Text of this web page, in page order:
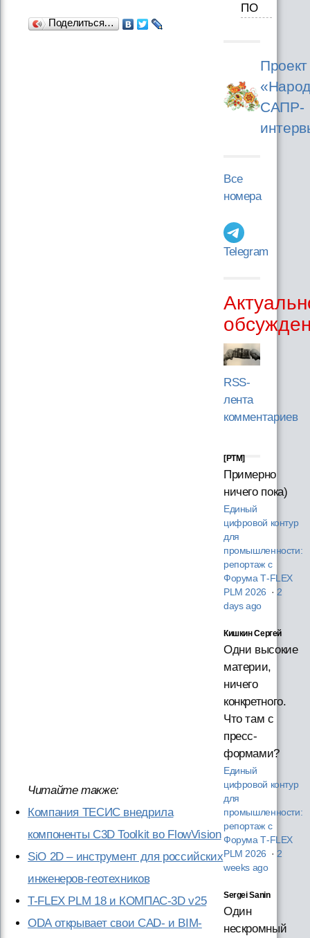
Поделиться…
Читайте также:
Компания ТЕСИС внедрила
компоненты C3D Toolkit во FlowVision
SiO 2D – инструмент для российских
инженеров-геотехников
T-FLEX PLM 18 и КОМПАС-3D v25
ODA открывает свои CAD- и BIM-
ПО
Проект
САПР-
Все
номера
Telegram
RSS-
лента
комментариев
[PTM]
Примерно
ничего пока)
Единый
цифровой контур
для
промышленности:
репортаж с
Форума T‑FLEX
PLM 2026 · 2
days ago
Кишкин Сергей
Одни высокие
материи,
ничего
конкретного.
Что там с
пресс-
формами?
Единый
цифровой контур
для
промышленности:
репортаж с
Форума T‑FLEX
PLM 2026 · 2
weeks ago
Sergei Sanin
Один
нескромный